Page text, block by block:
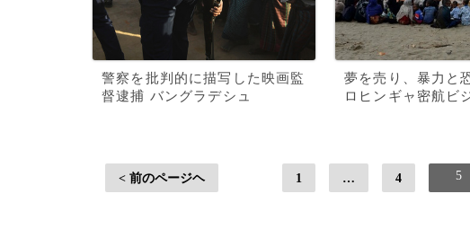
警察を批判的に描写した映画監
督逮捕 バングラデシュ
夢を売り、暴力と
ロヒンギャ密航ビ
< 前のページヘ 1 … 4 5